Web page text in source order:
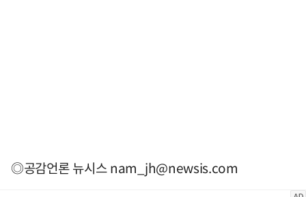
◎공감언론 뉴시스nam_jh@newsis.com